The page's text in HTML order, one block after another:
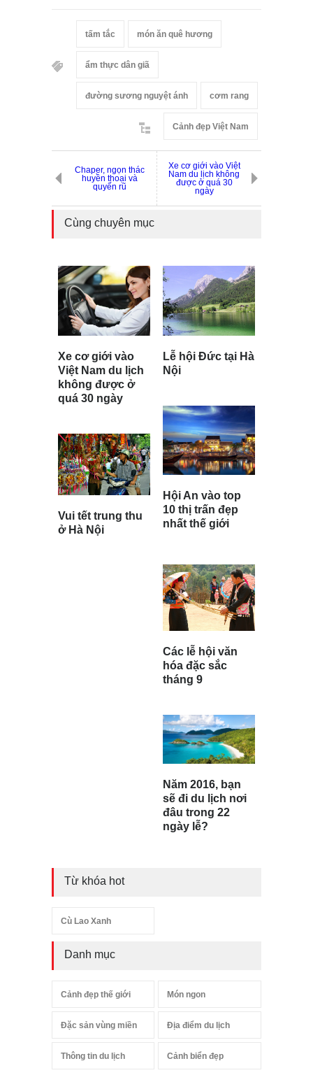
tấm tắc món ăn quê hương
ẩm thực dân giã
đường sương nguyệt ánh cơm rang
Cảnh đẹp Việt Nam
Chaper, ngọn thác
huyền thoại và
quyến rũ
Xe cơ giới vào Việt
Nam du lịch không
được ở quá 30
ngày
Cùng chuyên mục
Xe cơ giới vào
Việt Nam du lịch
không được ở
quá 30 ngày
Vui tết trung thu
ở Hà Nội
Lễ hội Đức tại Hà
Nội
Hội An vào top
10 thị trấn đẹp
nhất thế giới
Các lễ hội văn
hóa đặc sắc
tháng 9
Năm 2016, bạn
sẽ đi du lịch nơi
đâu trong 22
ngày lễ?
Từ khóa hot
Cù Lao Xanh
Danh mục
Cảnh đẹp thế giới Món ngon
Đặc sản vùng miền Địa điểm du lịch
Thông tin du lịch Cảnh biển đẹp